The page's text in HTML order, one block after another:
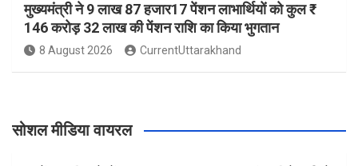
मुख्यमंत्री ने 9 लाख 87 हजार17 पेंशन लाभार्थियों को कुल ₹
146 करोड़ 32 लाख की पेंशन राशि का किया भुगतान
8 August 2026 CurrentUttarakhand
सोशल मीडिया वायरल